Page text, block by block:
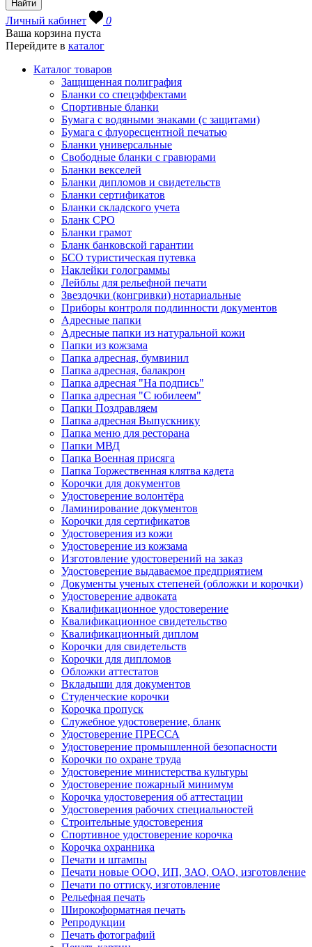
Личный кабинет
0
Ваша корзина пуста
Перейдите в каталог
Каталог товаров
Защищенная полиграфия
Бланки со спецэффектами
Спортивные бланки
Бумага с водяными знаками (с защитами)
Бумага с флуоресцентной печатью
Бланки универсальные
Свободные бланки с гравюрами
Бланки векселей
Бланки дипломов и свидетельств
Бланки сертификатов
Бланки складского учета
Бланк СРО
Бланки грамот
Бланк банковской гарантии
БСО туристическая путевка
Наклейки голограммы
Лейблы для рельефной печати
Звездочки (конгривки) нотариальные
Приборы контроля подлинности документов
Адресные папки
Адресные папки из натуральной кожи
Папки из кожзама
Папка адресная, бумвинил
Папка адресная, балакрон
Папка адресная "На подпись"
Папка адресная "C юбилеем"
Папки Поздравляем
Папка адресная Выпускнику
Папка меню для ресторана
Папки МВД
Папка Военная присяга
Папка Торжественная клятва кадета
Корочки для документов
Удостоверение волонтёра
Ламинирование документов
Корочки для сертификатов
Удостоверения из кожи
Удостоверение из кожзама
Изготовление удостоверений на заказ
Удостоверение выдаваемое предприятием
Документы ученых степеней (обложки и корочки)
Удостоверение адвоката
Квалификационное удостоверение
Квалификационное свидетельство
Квалификационный диплом
Корочки для свидетельств
Корочки для дипломов
Обложки аттестатов
Вкладыши для документов
Студенческие корочки
Корочка пропуск
Служебное удостоверение, бланк
Удостоверение ПРЕССА
Удостоверение промышленной безопасности
Корочки по охране труда
Удостоверение министерства культуры
Удостоверение пожарный минимум
Корочка удостоверения об аттестации
Удостоверения рабочих специальностей
Строительные удостоверения
Спортивное удостоверение корочка
Корочка охранника
Печати и штампы
Печати новые ООО, ИП, ЗАО, ОАО, изготовление
Печати по оттиску, изготовление
Рельефная печать
Широкоформатная печать
Репродукции
Печать фотографий